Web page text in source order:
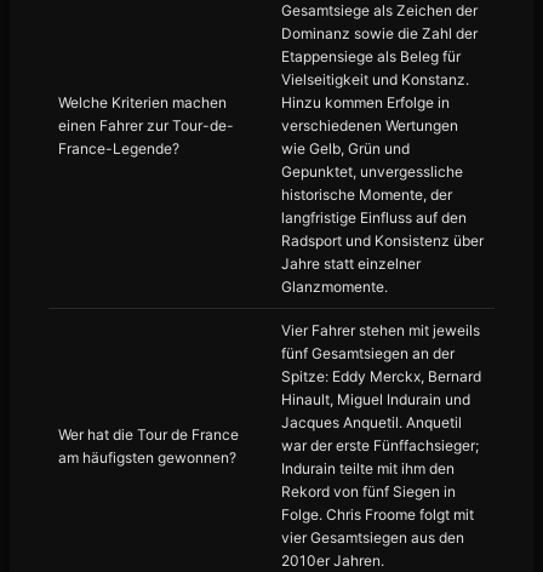
Welche Kriterien machen
einen Fahrer zur Tour-de-
France-Legende?
Gesamtsiege als Zeichen der
Dominanz sowie die Zahl der
Etappensiege als Beleg für
Vielseitigkeit und Konstanz.
Hinzu kommen Erfolge in
verschiedenen Wertungen
wie Gelb, Grün und
Gepunktet, unvergessliche
historische Momente, der
langfristige Einfluss auf den
Radsport und Konsistenz über
Jahre statt einzelner
Glanzmomente.
Wer hat die Tour de France
am häufigsten gewonnen?
Vier Fahrer stehen mit jeweils
fünf Gesamtsiegen an der
Spitze: Eddy Merckx, Bernard
Hinault, Miguel Indurain und
Jacques Anquetil. Anquetil
war der erste Fünffachsieger;
Indurain teilte mit ihm den
Rekord von fünf Siegen in
Folge. Chris Froome folgt mit
vier Gesamtsiegen aus den
2010er Jahren.